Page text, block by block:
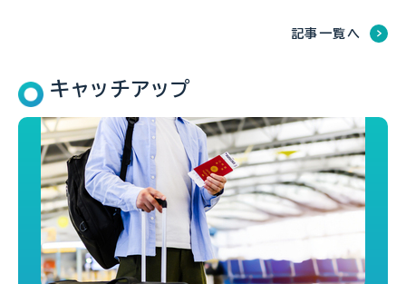
記事一覧へ
キャッチアップ